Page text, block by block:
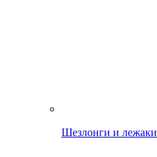
Шезлонги и лежаки